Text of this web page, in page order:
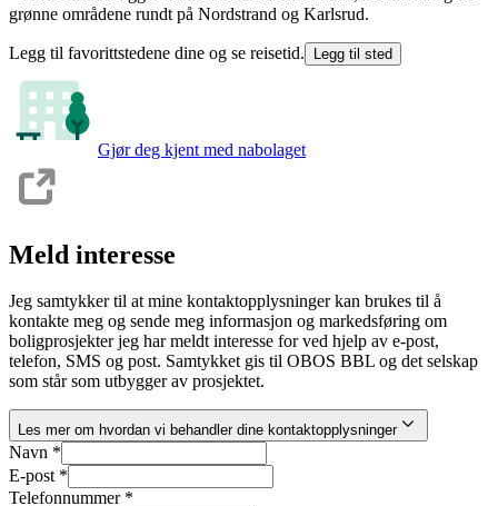
grønne områdene rundt på Nordstrand og Karlsrud.
Legg til favorittstedene dine og se reisetid. Legg til sted
Gjør deg kjent med nabolaget
Meld interesse
Jeg samtykker til at mine kontaktopplysninger kan brukes til å
kontakte meg og sende meg informasjon og markedsføring om
boligprosjekter jeg har meldt interesse for ved hjelp av e-post,
telefon, SMS og post. Samtykket gis til OBOS BBL og det selskap
som står som utbygger av prosjektet.
Les mer om hvordan vi behandler dine kontaktopplysninger
Navn *
E-post *
Telefonnummer *